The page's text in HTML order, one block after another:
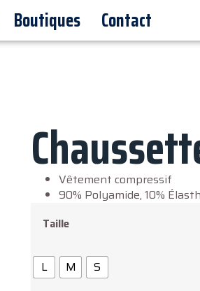
Boutiques Contact
Vêtement compressif
90% Polyamide, 10%
Taille
L M S